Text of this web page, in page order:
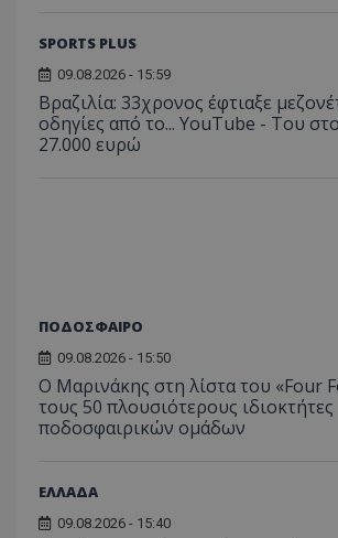
SPORTS PLUS
09.08.2026 - 15:59
Βραζιλία: 33χρονος έφτιαξε
οδηγίες από το... YouTube - Του
27.000 ευρώ
ΠΟΔΟΣΦΑΙΡΟ
09.08.2026 - 15:50
Ο Μαρινάκης στη λίστα του «Four
τους 50 πλουσιότερους ιδιοκτήτες
ποδοσφαιρικών ομάδων
ΕΛΛΑΔΑ
09.08.2026 - 15:40